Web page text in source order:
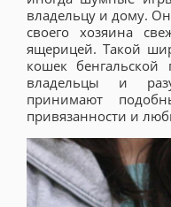
владельцу и дому.
своего хозяина
ящерицей. Такой
кошек
владельцы и
принимают
привязанности и